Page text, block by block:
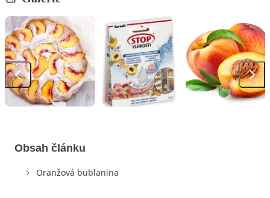
Obsah článku
Oranžová bublanina